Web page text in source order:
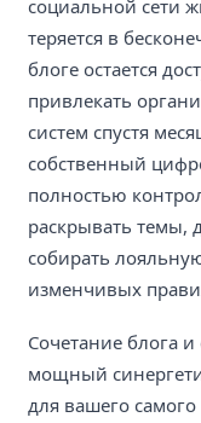
социальной сети
теряется в
блоге остается
привлекать
систем спустя
собственный
полностью
раскрывать темы,
собирать
изменчивых
Сочетание блога
мощный
для вашего